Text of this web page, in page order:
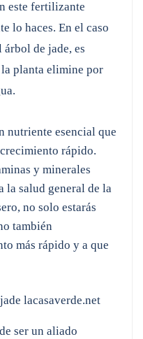
este fertilizante
lo haces. En el caso
árbol de jade, es
planta elimine por
nutriente esencial que
rápido.
y minerales
la salud general de la
no solo estarás
también
más rápido y a que
ser un aliado